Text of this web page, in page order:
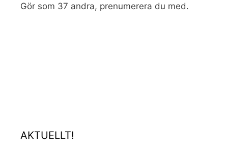
Gör som 37 andra, prenumerera du med.
AKTUELLT!